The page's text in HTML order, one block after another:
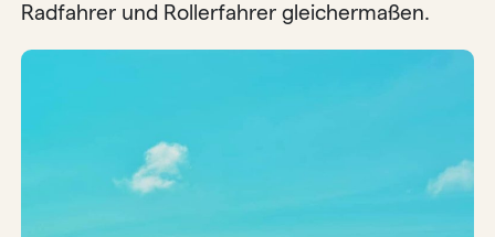
Radfahrer und Rollerfahrer gleichermaßen.